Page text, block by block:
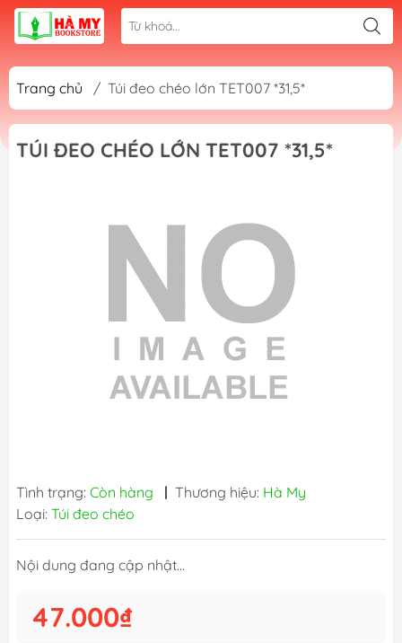
Trang chủ / Túi đeo chéo lớn TET007 *31,5*
TÚI ĐEO CHÉO LỚN TET007 *31,5*
Tình trạng: Còn hàng | Thương hiệu: Hà My
Loại: Túi đeo chéo
Nội dung đang cập nhật...
47.000₫